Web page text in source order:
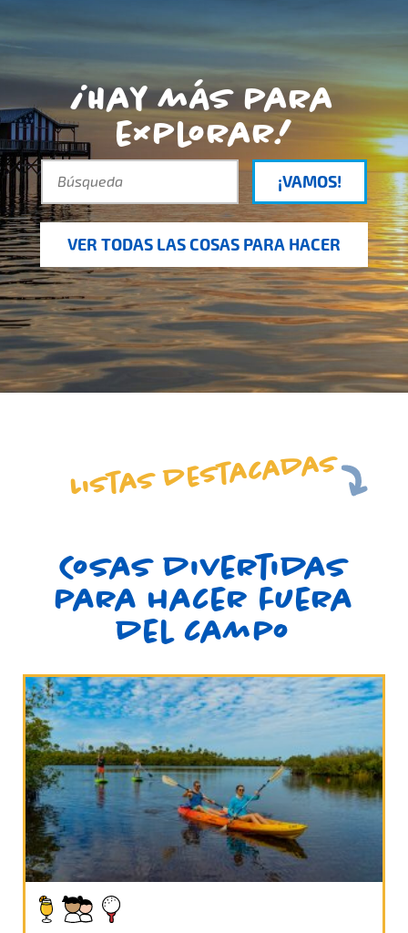
¡Hay más para
explorar!
¡VAMOS!
VER TODAS LAS COSAS PARA HACER
Listas destacadas
Cosas divertidas
para hacer fuera
del campo